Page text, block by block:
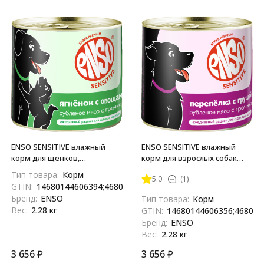
ENSO SENSITIVE влажный
корм для щенков,
собак всех пород для
поддержания активного
роста и развития, рубленое
мясо ягненка с гречкой и
Тип товара: Корм
GTIN: 14680144606394;4680144606397
Бренд: ENSO
Вес: 2.28 кг
3 656₽
ENSO SENSITIVE влажный
корм для взрослых собак
чувствительным
поддержания здоровья
печени, рубленое мясо
перепелки с гречкой и
грушей, в консервах - 190 г х
5.0 (1)
Тип товара: Корм
GTIN:
Бренд: ENSO
Вес: 2.28 кг
3 656₽